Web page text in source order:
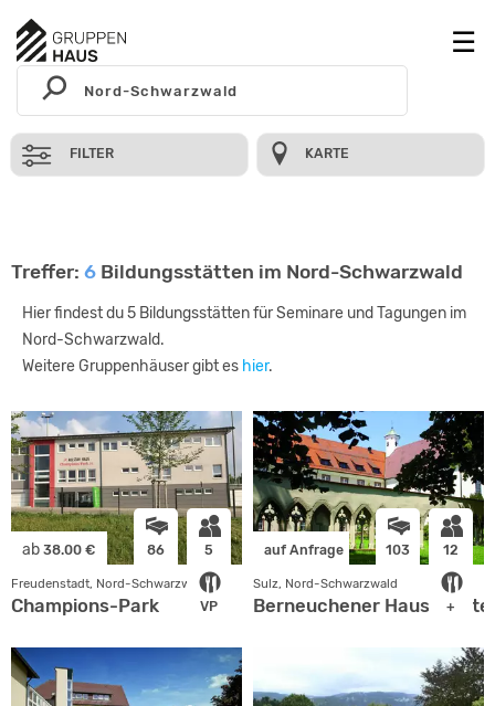
FILTER KARTE
Treffer: 6 Bildungsstätten im Nord-Schwarzwald
Hier findest du 5 Bildungsstätten für Seminare und Tagungen im
Nord-Schwarzwald.
Weitere Gruppenhäuser gibt es hier.
ab 38.00 € 86 5
VP
Freudenstadt, Nord-Schwarzwald
Champions-Park
auf Anfrage 103 12
+
Sulz, Nord-Schwarzwald
Berneuchener Haus